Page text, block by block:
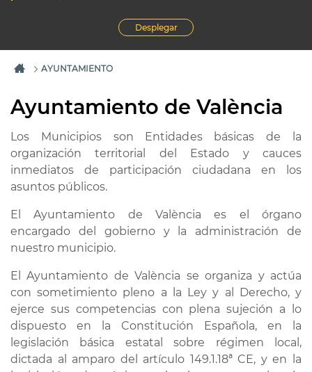
Desplegar
AYUNTAMIENTO
Ayuntamiento de València
Los Municipios son Entidades básicas de la
organización territorial del Estado y cauces
inmediatos de participación ciudadana en los
asuntos públicos.
El Ayuntamiento de València es el órgano
encargado del gobierno y la administración de
nuestro municipio.
El Ayuntamiento de València se organiza y actúa
con sometimiento pleno a la Ley y al Derecho, y
ejerce sus competencias con plena sujeción a lo
dispuesto en la Constitución Española, en la
legislación básica estatal sobre régimen local,
dictada al amparo del artículo 149.1.18ª CE, y en la